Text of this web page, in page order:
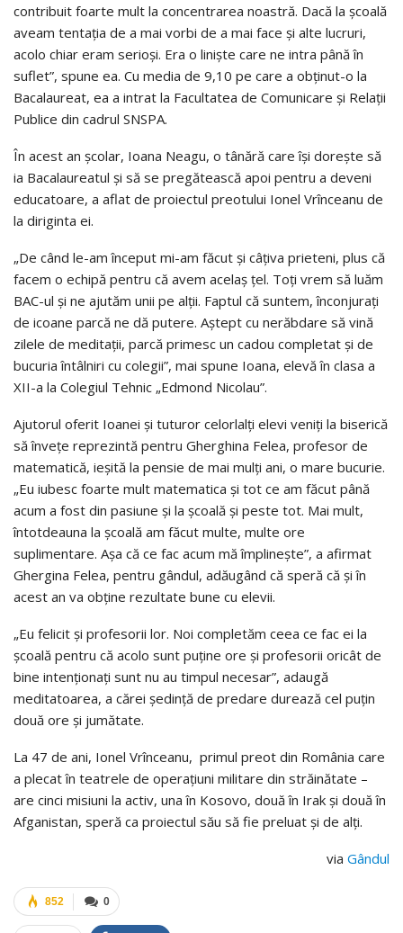
contribuit foarte mult la concentrarea noastră. Dacă la şcoală
aveam tentaţia de a mai vorbi de a mai face şi alte lucruri,
acolo chiar eram serioşi. Era o linişte care ne intra până în
suflet”, spune ea. Cu media de 9,10 pe care a obţinut-o la
Bacalaureat, ea a intrat la Facultatea de Comunicare şi Relaţii
Publice din cadrul SNSPA.
În acest an şcolar, Ioana Neagu, o tânără care îşi doreşte să
ia Bacalaureatul şi să se pregătească apoi pentru a deveni
educatoare, a aflat de proiectul preotului Ionel Vrînceanu de
la diriginta ei.
„De când le-am început mi-am făcut şi câţiva prieteni, plus că
facem o echipă pentru că avem acelaş ţel. Toţi vrem să luăm
BAC-ul şi ne ajutăm unii pe alţii. Faptul că suntem, înconjuraţi
de icoane parcă ne dă putere. Aştept cu nerăbdare să vină
zilele de meditaţii, parcă primesc un cadou completat şi de
bucuria întâlniri cu colegii”, mai spune Ioana, elevă în clasa a
XII-a la Colegiul Tehnic „Edmond Nicolau”.
Ajutorul oferit Ioanei şi tuturor celorlalţi elevi veniţi la biserică
să înveţe reprezintă pentru Gherghina Felea, profesor de
matematică, ieşită la pensie de mai mulţi ani, o mare bucurie.
„Eu iubesc foarte mult matematica şi tot ce am făcut până
acum a fost din pasiune şi la şcoală şi peste tot. Mai mult,
întotdeauna la şcoală am făcut multe, multe ore
suplimentare. Aşa că ce fac acum mă împlineşte”, a afirmat
Ghergina Felea, pentru gândul, adăugând că speră că şi în
acest an va obţine rezultate bune cu elevii.
„Eu felicit şi profesorii lor. Noi completăm ceea ce fac ei la
şcoală pentru că acolo sunt puţine ore şi profesorii oricât de
bine intenţionaţi sunt nu au timpul necesar”, adaugă
meditatoarea, a cărei şedinţă de predare durează cel puţin
două ore şi jumătate.
La 47 de ani, Ionel Vrînceanu, primul preot din România care
a plecat în teatrele de operaţiuni militare din străinătate –
are cinci misiuni la activ, una în Kosovo, două în Irak şi două în
Afganistan, speră ca proiectul său să fie preluat şi de alţi.
via Gândul
0
852